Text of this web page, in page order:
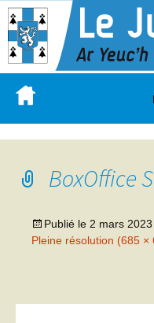
BoxOffice
Publié le 2 mars 2023
Pleine résolution (685 ×